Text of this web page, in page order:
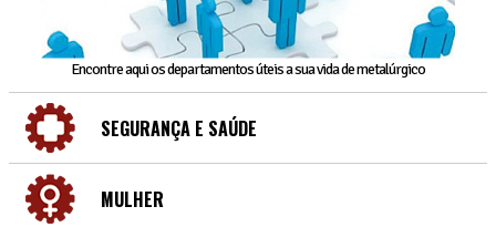
Encontre aqui os departamentos úteis a sua vida de metalúrgico
SEGURANÇA E SAÚDE
MULHER